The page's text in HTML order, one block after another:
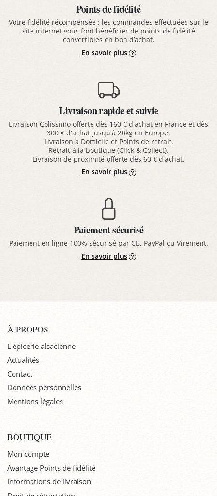
Points de fidélité
Votre fidélité récompensée : les commandes effectuées sur le
site internet vous font bénéficier de points de fidélité
convertibles en bon d’achat.
En savoir plus
Livraison rapide et suivie
Livraison Colissimo offerte dès 160 € d'achat en France et dès
300 € d'achat jusqu'à 20kg en Europe.
Livraison à Domicile et Points de retrait.
Retrait à la boutique (Click & Collect).
Livraison de proximité offerte dès 60 € d'achat.
En savoir plus
Paiement sécurisé
Paiement en ligne 100% sécurisé par CB, PayPal ou Virement.
En savoir plus
À PROPOS
L'épicerie alsacienne
Actualités
Contact
Données personnelles
Mentions légales
BOUTIQUE
Mon compte
Avantage Points de fidélité
Informations de livraison